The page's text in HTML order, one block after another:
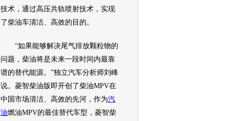
技术，通过高压共轨喷射技术，实现
了柴油车清洁、高效的目的。
“如果能够解决尾气排放颗粒物的
问题，柴油将是未来一段时间内最靠
谱的替代能源。”独立汽车分析师刘峰
说。 菱智柴油版即开创了柴油MPV在
中国市场清洁、高效的先河，作为汽
油燃油MPV的最佳替代车型 ， 菱智柴